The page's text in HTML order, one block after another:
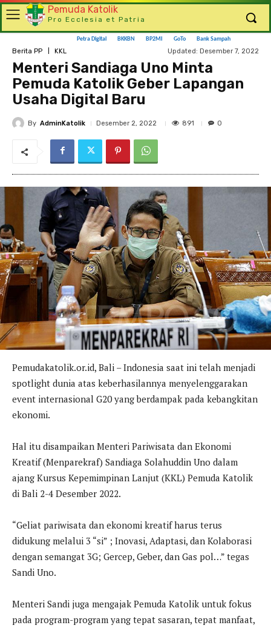
Pemuda Katolik
Pro Ecclesia et Patria
Petra Digital BKKBN BP2MI GoTo Bank Sampah
Berita PP KKL Updated: Desember 7, 2022
Menteri Sandiaga Uno Minta
Pemuda Katolik Geber Lapangan
Usaha Digital Baru
By AdminKatolik Desember 2, 2022 891 0
Pemudakatolik.or.id, Bali – Indonesia saat ini telah menjadi
spotlight dunia atas keberhasilannya menyelenggarakan
event internasional G20 yang berdampak pada kebangkitan
ekonomi.
Hal itu disampaikan Menteri Pariwisata dan Ekonomi
Kreatif (Menparekraf) Sandiaga Solahuddin Uno dalam
ajang Kursus Kepemimpinan Lanjut (KKL) Pemuda Katolik
di Bali 2-4 Desember 2022.
“Geliat pariwisata dan ekonomi kreatif harus terus
didukung melalui 3 “si” ; Inovasi, Adaptasi, dan Kolaborasi
dengan semangat 3G; Gercep, Geber, dan Gas pol…” tegas
Sandi Uno.
Menteri Sandi juga mengajak Pemuda Katolik untuk fokus
pada program-program yang tepat sasaran, tepat manfaat,